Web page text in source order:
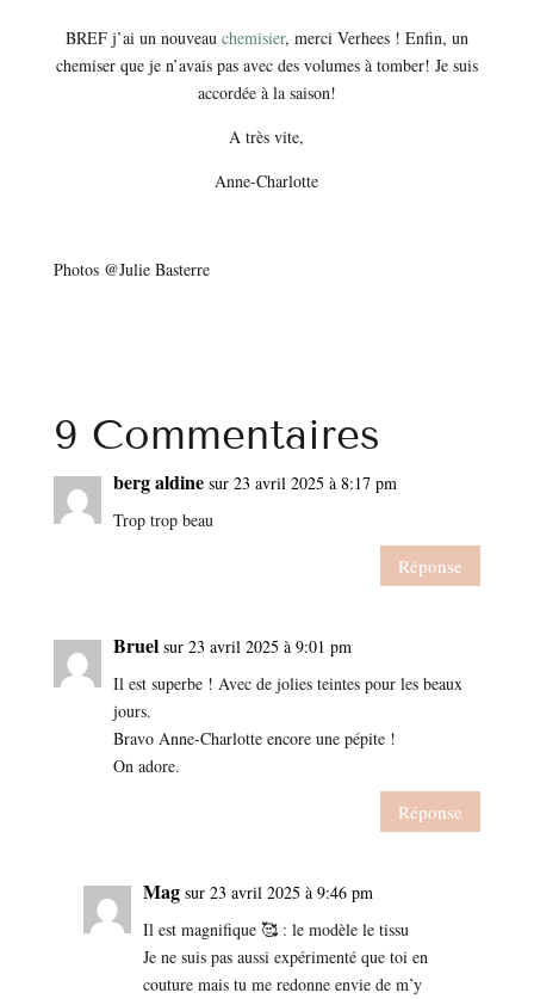
BREF j’ai un nouveau chemisier, merci Verhees ! Enfin, un
chemiser que je n’avais pas avec des volumes à tomber! Je suis
accordée à la saison!
A très vite,
Anne-Charlotte
Photos @Julie Basterre
9 Commentaires
berg aldine sur 23 avril 2025 à 8:17 pm
Trop trop beau
Réponse
Bruel sur 23 avril 2025 à 9:01 pm
Il est superbe ! Avec de jolies teintes pour les beaux
jours.
Bravo Anne-Charlotte encore une pépite !
On adore.
Réponse
Mag sur 23 avril 2025 à 9:46 pm
Il est magnifique 🥰 : le modèle le tissu
Je ne suis pas aussi expérimenté que toi en
couture mais tu me redonne envie de m’y